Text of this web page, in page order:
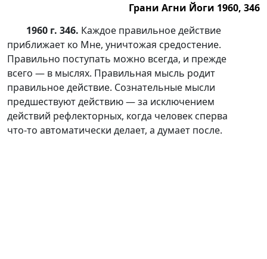
Грани Агни Йоги 1960, 346
1960 г. 346. Каждое правильное действие
приближает ко Мне, уничтожая средостение.
Правильно поступать можно всегда, и прежде
всего — в мыслях. Правильная мысль родит
правильное действие. Сознательные мысли
предшествуют действию — за исключением
действий рефлекторных, когда человек сперва
что-то автоматически делает, а думает после.